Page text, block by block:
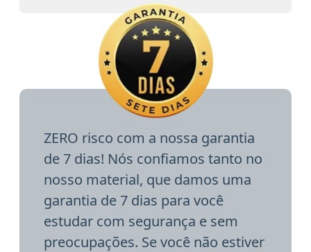
ZERO risco com a nossa garantia
de 7 dias! Nós confiamos tanto no
nosso material, que damos uma
garantia de 7 dias para você
estudar com segurança e sem
preocupações. Se você não estiver